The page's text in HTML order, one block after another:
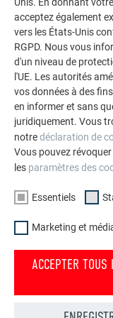
impressionnants
durables de
façades.
VOIR
acceptez également
vers les États-Unis
RGPD. Nous vous
d'un niveau de
l'UE. Les autorités
vos données à des
en informer et sans
juridiquement. Vous
notredéclaration de
Vous pouvez
les paramètres des
Essentiels
Marketing et
ACCEPTER